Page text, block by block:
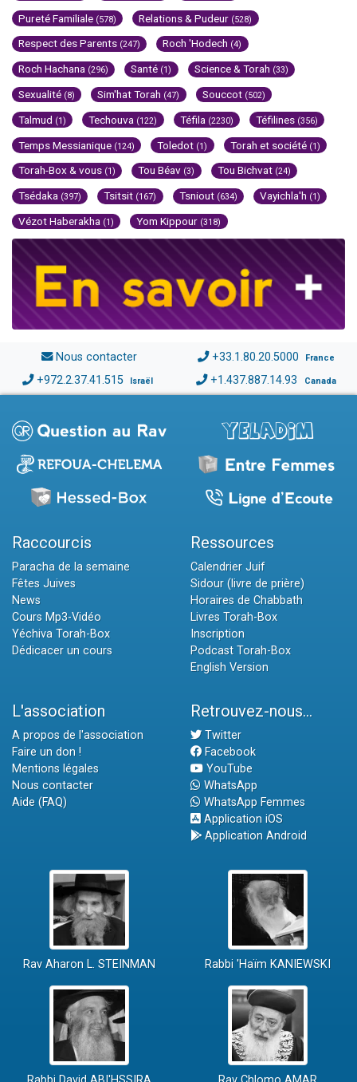
Pureté Familiale (578) Relations & Pudeur (528)
Respect des Parents (247) Roch 'Hodech (4)
Roch Hachana (296) Santé (1) Science & Torah (33)
Sexualité (8) Sim'hat Torah (47) Souccot (502)
Talmud (1) Techouva (122) Téfila (2230) Téfilines (356)
Temps Messianique (124) Toledot (1) Torah et société (1)
Torah-Box & vous (1) Tou Béav (3) Tou Bichvat (24)
Tsédaka (397) Tsitsit (167) Tsniout (634) Vayichla'h (1)
Vézot Haberakha (1) Yom Kippour (318)
Nous contacter +33.1.80.20.5000 France
+972.2.37.41.515 Israël +1.437.887.14.93 Canada
Raccourcis
Paracha de la semaine
Fêtes Juives
News
Cours Mp3-Vidéo
Yéchiva Torah-Box
Dédicacer un cours
Ressources
Calendrier Juif
Sidour (livre de prière)
Horaires de Chabbath
Livres Torah-Box
Inscription
Podcast Torah-Box
English Version
L'association
A propos de l'association
Faire un don !
Mentions légales
Nous contacter
Aide (FAQ)
Retrouvez-nous...
Twitter
Facebook
YouTube
WhatsApp
WhatsApp Femmes
Application iOS
Application Android
Rav Aharon L. STEINMAN Rabbi 'Haïm KANIEWSKI